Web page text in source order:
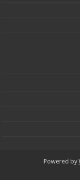
Powered by